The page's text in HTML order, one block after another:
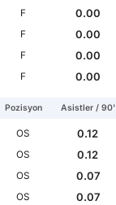
F
0.00
F
0.00
F
0.00
F 0.00
Pozisyon Asistler / 90'
OS
0.12
OS
0.12
OS
0.07
OS
0.07